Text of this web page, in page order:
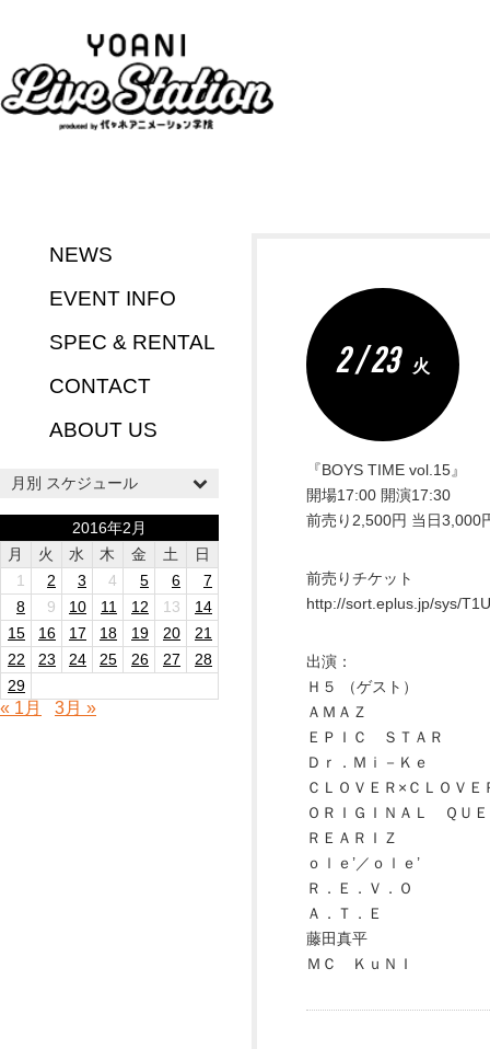
NEWS
EVENT INFO
SPEC & RENTAL
CONTACT
ABOUT US
月別 スケジュール
2016年2月
月
火 水 木 金 土
日
1
2 3 4 5 6
7
8
9 10 11 12 13
14
15
16 17 18 19 20
21
22
23 24 25 26 27
28
29
« 1月 3月 »
2 / 23 火
『BOYS TIME vol.15』
開場17:00 開演17:30
前売り2,500円 当日3,000
前売りチケット
http://sort.eplus.jp/sys/
出演：
Ｈ５ （ゲスト）
ＡＭＡＺ
ＥＰＩＣ ＳＴＡＲ
Ｄｒ．Ｍｉ－Ｋｅ
ＣＬＯＶＥＲ×ＣＬＯＶＥ
ＯＲＩＧＩＮＡＬ ＱＵ
ＲＥＡＲＩＺ
ｏｌｅ’／ｏｌｅ’
Ｒ．Ｅ．Ｖ．Ｏ
Ａ．Ｔ．Ｅ
藤田真平
ＭＣ ＫｕＮＩ